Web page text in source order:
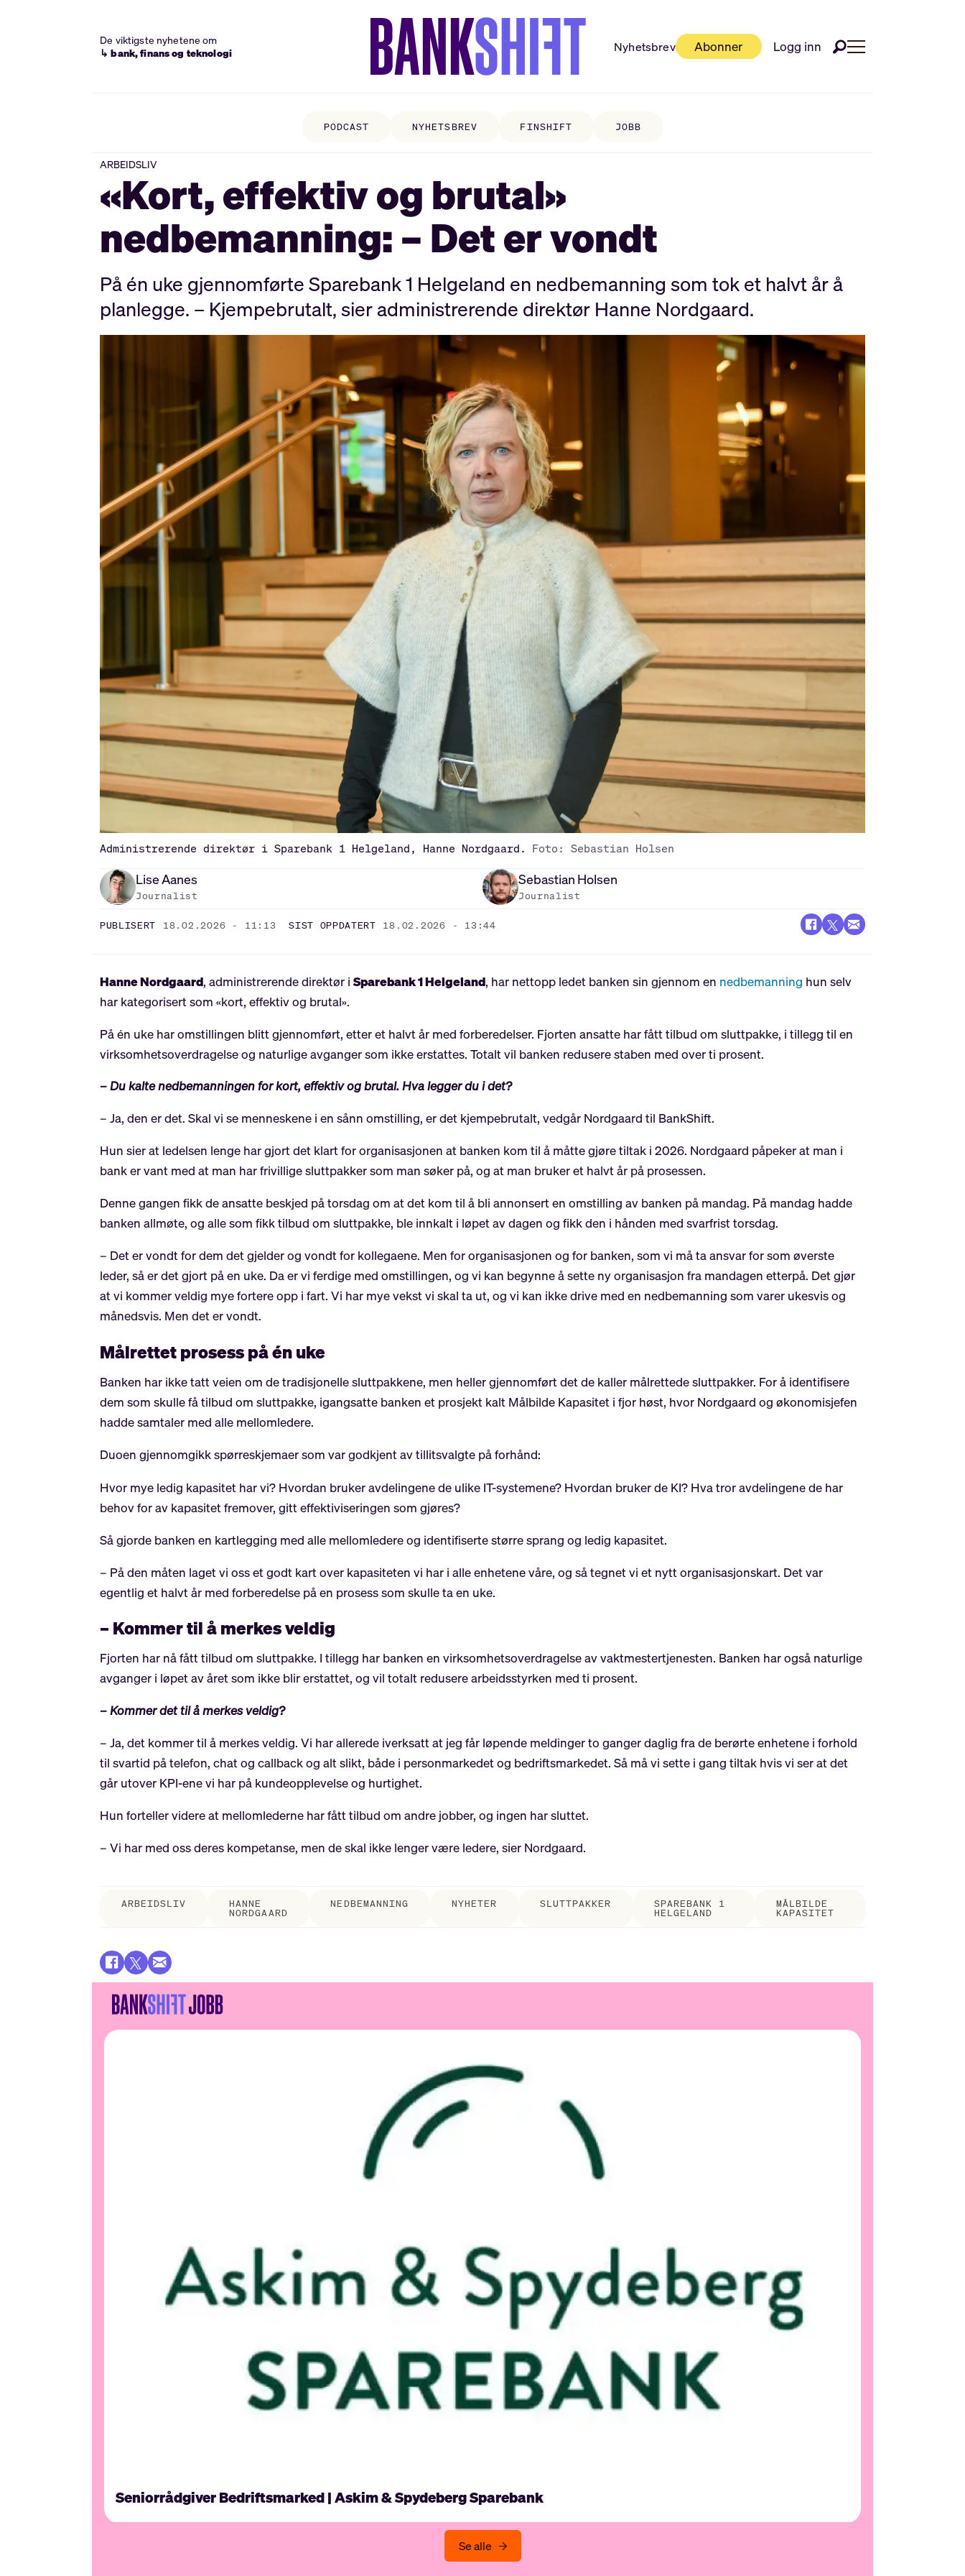
De viktigste nyhetene om
↳ bank, finans og teknologi
Nyhetsbrev Abonner Logg inn
PODCAST NYHETSBREV FINSHIFT JOBB
ARBEIDSLIV
«Kort, effektiv og brutal»
nedbemanning: – Det er vondt
På én uke gjennomførte Sparebank 1 Helgeland en nedbemanning som tok et halvt år å
planlegge. – Kjempebrutalt, sier administrerende direktør Hanne Nordgaard.
Administrerende direktør i Sparebank 1 Helgeland, Hanne Nordgaard. Foto: Sebastian Holsen
LiseAanes
Journalist
Sebastian Holsen
Journalist
PUBLISERT 18.02.2026 - 11:13 SIST OPPDATERT 18.02.2026 - 13:44
Hanne Nordgaard, administrerende direktør iSparebank 1 Helgeland, har nettopp ledet banken sin gjennom en nedbemanning hun selv
har kategorisert som «kort, effektiv og brutal».
På én uke har omstillingen blitt gjennomført, etter et halvt år med forberedelser. Fjorten ansatte har fått tilbud om sluttpakke, i tillegg til en
virksomhetsoverdragelse og naturlige avganger som ikke erstattes. Totalt vil banken redusere staben med over ti prosent.
– Du kalte nedbemanningen for kort, effektiv og brutal. Hva legger du i det?
– Ja, den er det. Skal vi se menneskene i en sånn omstilling, er det kjempebrutalt, vedgår Nordgaard til BankShift.
Hun sier at ledelsen lenge har gjort det klart for organisasjonen at banken kom til å måtte gjøre tiltak i 2026. Nordgaard påpeker at man i
bank er vant med at man har frivillige sluttpakker som man søker på, og at man bruker et halvt år på prosessen.
Denne gangen fikk de ansatte beskjed på torsdag om at det kom til å bli annonsert en omstilling av banken på mandag. På mandag hadde
banken allmøte, og alle som fikk tilbud om sluttpakke, ble innkalt i løpet av dagen og fikk den i hånden med svarfrist torsdag.
– Det er vondt for dem det gjelder og vondt for kollegaene. Men for organisasjonen og for banken, som vi må ta ansvar for som øverste
leder, så er det gjort på en uke. Da er vi ferdige med omstillingen, og vi kan begynne å sette ny organisasjon fra mandagen etterpå. Det gjør
at vi kommer veldig mye fortere opp i fart. Vi har mye vekst vi skal ta ut, og vi kan ikke drive med en nedbemanning som varer ukesvis og
månedsvis. Men det er vondt.
Målrettet prosess på én uke
Banken har ikke tatt veien om de tradisjonelle sluttpakkene, men heller gjennomført det de kaller målrettede sluttpakker. For å identifisere
dem som skulle få tilbud om sluttpakke, igangsatte banken et prosjekt kalt Målbilde Kapasitet i fjor høst, hvor Nordgaard og økonomisjefen
hadde samtaler med alle mellomledere.
Duoen gjennomgikk spørreskjemaer som var godkjent av tillitsvalgte på forhånd:
Hvor mye ledig kapasitet har vi? Hvordan bruker avdelingene de ulike IT-systemene? Hvordan bruker de KI? Hva tror avdelingene de har
behov for av kapasitet fremover, gitt effektiviseringen som gjøres?
Så gjorde banken en kartlegging med alle mellomledere og identifiserte større sprang og ledig kapasitet.
– På den måten laget vi oss et godt kart over kapasiteten vi har i alle enhetene våre, og så tegnet vi et nytt organisasjonskart. Det var
egentlig et halvt år med forberedelse på en prosess som skulle ta en uke.
– Kommer til å merkes veldig
Fjorten har nå fått tilbud om sluttpakke. I tillegg har banken en virksomhetsoverdragelse av vaktmestertjenesten. Banken har også naturlige
avganger i løpet av året som ikke blir erstattet, og vil totalt redusere arbeidsstyrken med ti prosent.
– Kommer det til å merkes veldig?
– Ja, det kommer til å merkes veldig. Vi har allerede iverksatt at jeg får løpende meldinger to ganger daglig fra de berørte enhetene i forhold
til svartid på telefon, chat og callback og alt slikt, både i personmarkedet og bedriftsmarkedet. Så må vi sette i gang tiltak hvis vi ser at det
går utover KPI-ene vi har på kundeopplevelse og hurtighet.
Hun forteller videre at mellomlederne har fått tilbud om andre jobber, og ingen har sluttet.
– Vi har med oss deres kompetanse, men de skal ikke lenger være ledere, sier Nordgaard.
ARBEIDSLIV HANNE
NORDGAARD
NEDBEMANNING NYHETER SLUTTPAKKER SPAREBANK 1
HELGELAND
MÅLBILDE
KAPASITET
Seniorrådgiver Bedriftsmarked | Askim & Spydeberg Sparebank
Se alle